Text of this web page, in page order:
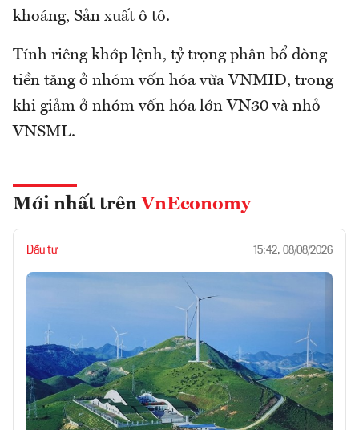
khoáng, Sản xuất ô tô.
Tính riêng khớp lệnh, tỷ trọng phân bổ dòng
tiền tăng ở nhóm vốn hóa vừa VNMID, trong
khi giảm ở nhóm vốn hóa lớn VN30 và nhỏ
VNSML.
Mới nhất trên VnEconomy
Đầu tư 15:42, 08/08/2026